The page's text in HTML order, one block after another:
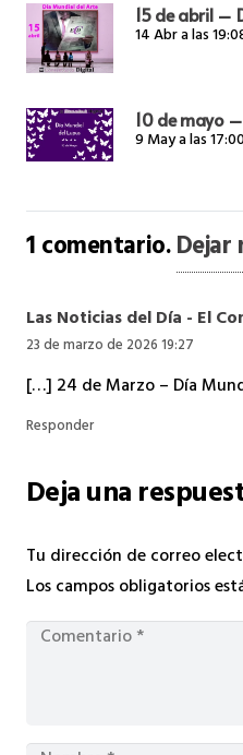
15 de abril –
14 Abr a las
10 de mayo
9 May a las 17:00
1comentario.Dejar
Las Noticias del Día - El
23 de marzo de 2026 19:27
[…] 24 de Marzo – Día
Responder
Deja una
Tu dirección de correo
Los campos obligatorios